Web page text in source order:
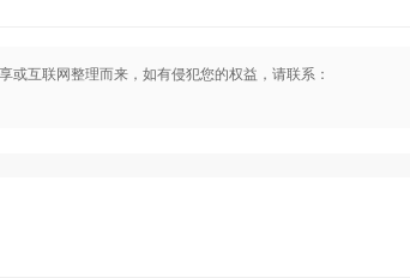
互联网整理而来，如有侵犯您的权益，请联系：